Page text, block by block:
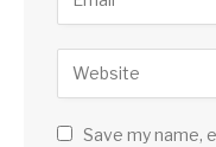
Save my name,